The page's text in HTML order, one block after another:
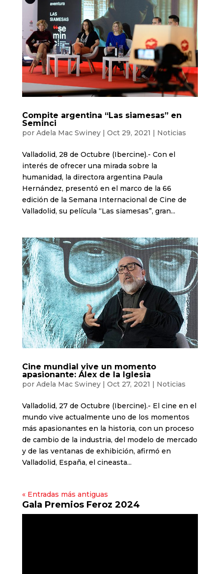
Compite argentina “Las siamesas” en
Seminci
por Adela Mac Swiney| Oct 29, 2021 Noticias
Valladolid, 28 de Octubre (Ibercine).- Con el
interés de ofrecer una mirada sobre la
humanidad, la directora argentina Paula
Hernández, presentó en el marco de la 66
edición de la Semana Internacional de Cine de
Valladolid, su película “Las siamesas”, gran...
Cine mundial vive un momento
apasionante: Álex de la Iglesia
por Adela Mac Swiney| Oct 27, 2021 | Noticias
Valladolid, 27 de Octubre (Ibercine).- El cine en el
mundo vive actualmente uno de los momentos
más apasionantes en la historia, con un proceso
de cambio de la industria, del modelo de mercado
y de las ventanas de exhibición, afirmó en
Valladolid, España, el cineasta...
« Entradas más antiguas
Gala Premios Feroz 2024